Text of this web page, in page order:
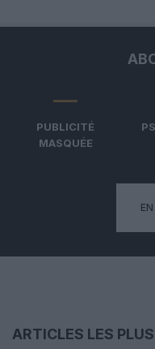
PUBLICITÉ
MASQUÉE
ARTICLES LES PLUS